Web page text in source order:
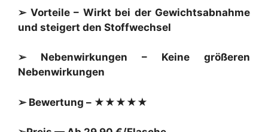
➢ Vorteile – Wirkt bei der Gewichtsabnahme
und steigert den Stoffwechsel
➢ Nebenwirkungen – Keine größeren
Nebenwirkungen
➢ Bewertung – ★★★★★